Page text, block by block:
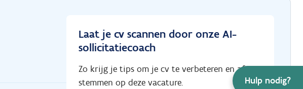
Hulp nodig?
Laat je cv scannen door onze AI-
sollicitatiecoach
Zo krijg je tips om je cv te verbeteren en af te
stemmen op deze vacature.